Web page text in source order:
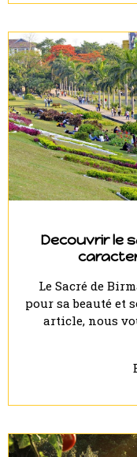
Decouvrir le
Le Sacré de
pour sa beauté et
article, nous